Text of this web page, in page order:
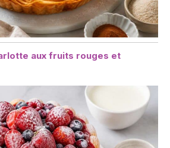
aux fruits rouges et